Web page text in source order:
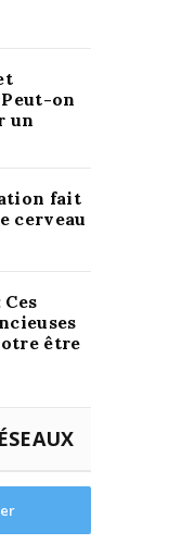
on
un
fait
cerveau
être